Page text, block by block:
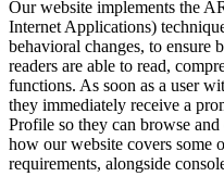
Our website implements the
Internet Applications)
behavioral changes, to ensure
readers are able to read,
functions. As soon as a user
they immediately receive a
Profile so they can browse
how our website covers some
requirements, alongside